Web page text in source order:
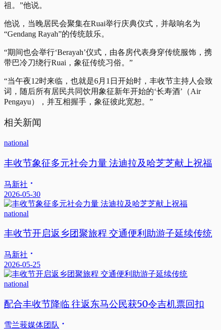
祖。”他说。
他说，当晚居民会聚集在Ruai举行庆典仪式，并敲响名为
“Gendang Rayah”的传统鼓乐。
“期间也会举行‘Berayah’仪式，由各房代表身穿传统服饰，携
带巴冷刀绕行Ruai，象征传统习俗。”
“当午夜12时来临，也就是6月1日开始时，丰收节主持人会致
词，随后所有居民共同饮用象征新年开始的‘长寿酒’（Air
Pengayu），并互相握手，象征彼此宽恕。”
相关新闻
national
丰收节象征多元社会力量 法迪拉及哈芝芝献上祝福
马新社
2026-05-30
national
丰收节开启返乡团聚旅程 交通便利助游子延续传统
马新社
2026-05-25
national
配合丰收节降临 往返东马公民获50令吉机票回扣
雪兰莪媒体团队